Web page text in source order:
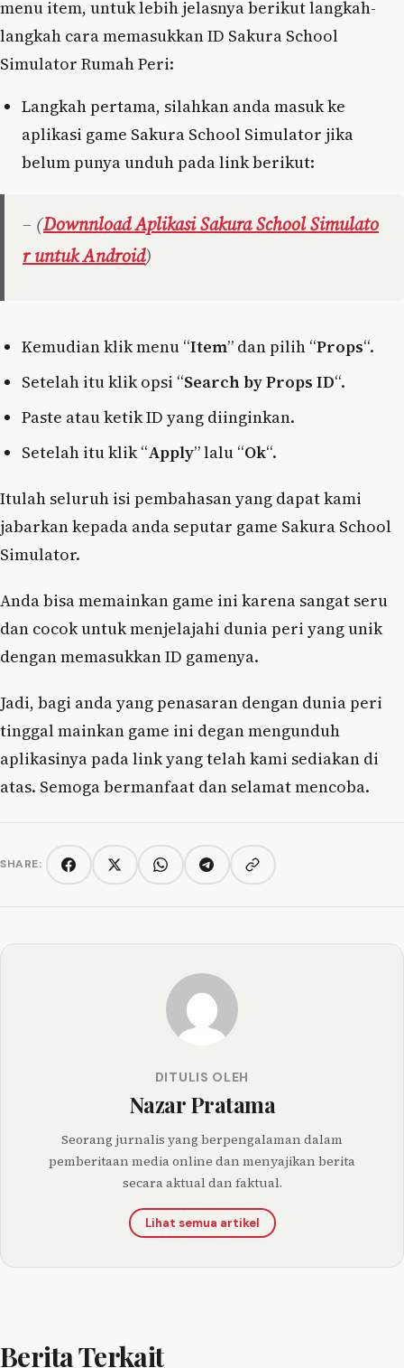
menu item, untuk lebih jelasnya berikut langkah-
langkah cara memasukkan ID Sakura School
Simulator Rumah Peri:
Langkah pertama, silahkan anda masuk ke
aplikasi game Sakura School Simulator jika
belum punya unduh pada link berikut:
– (Downnload Aplikasi Sakura School Simulato
r untuk Android)
Kemudian klik menu “Item” dan pilih “Props“.
Setelah itu klik opsi “Search by Props ID“.
Paste atau ketik ID yang diinginkan.
Setelah itu klik “Apply” lalu “Ok“.
Itulah seluruh isi pembahasan yang dapat kami
jabarkan kepada anda seputar game Sakura School
Simulator.
Anda bisa memainkan game ini karena sangat seru
dan cocok untuk menjelajahi dunia peri yang unik
dengan memasukkan ID gamenya.
Jadi, bagi anda yang penasaran dengan dunia peri
tinggal mainkan game ini degan mengunduh
aplikasinya pada link yang telah kami sediakan di
atas. Semoga bermanfaat dan selamat mencoba.
SHARE: FacebookTwitter/XWhatsAppTelegramCopy link
DITULIS OLEH
Nazar Pratama
Seorang jurnalis yang berpengalaman dalam
pemberitaan media online dan menyajikan berita
secara aktual dan faktual.
Lihat semua artikel
Berita Terkait